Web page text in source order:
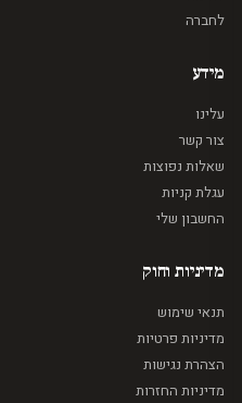
לחברה
מידע
עלינו
צור קשר
שאלות נפוצות
עגלת קניות
החשבון שלי
מדיניות וחוק
תנאי שימוש
מדיניות פרטיות
הצהרת נגישות
מדיניות החזרות